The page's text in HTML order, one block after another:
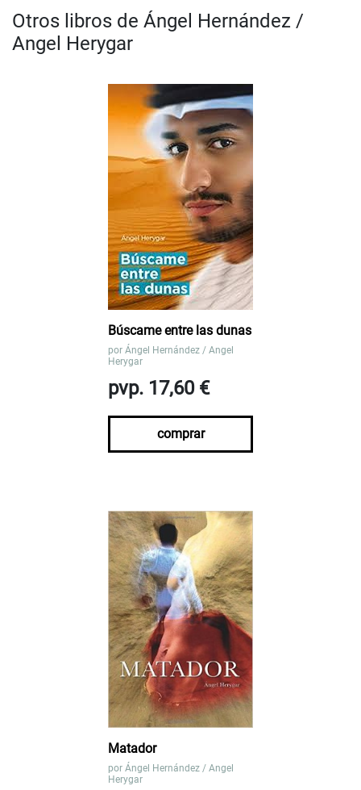
Otros libros de Ángel Hernández /
Angel Herygar
Búscame entre las dunas
por Ángel Hernández / Angel
Herygar
pvp. 17,60 €
comprar
Matador
por Ángel Hernández / Angel
Herygar